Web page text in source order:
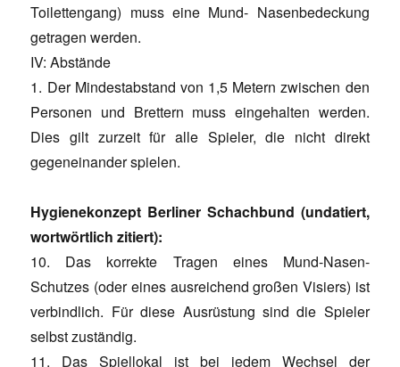
Toilettengang) muss eine Mund- Nasenbedeckung
getragen werden.
IV: Abstände
1. Der Mindestabstand von 1,5 Metern zwischen den
Personen und Brettern muss eingehalten werden.
Dies gilt zurzeit für alle Spieler, die nicht direkt
gegeneinander spielen.
Hygienekonzept Berliner Schachbund (undatiert,
wortwörtlich zitiert):
10. Das korrekte Tragen eines Mund-Nasen-
Schutzes (oder eines ausreichend großen Visiers) ist
verbindlich. Für diese Ausrüstung sind die Spieler
selbst zuständig.
11. Das Spiellokal ist bei jedem Wechsel der